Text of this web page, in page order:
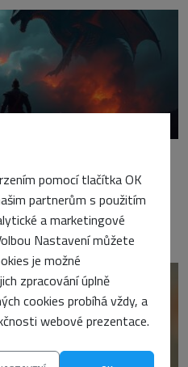
pomocí tlačítka OK
partnerům s použitím
a marketingové
Nastavení můžete
je možné
zpracování úplně
cookies probíhá vždy, a
webové prezentace.
Jak si stojí Zoner AI
Adobe Firefly